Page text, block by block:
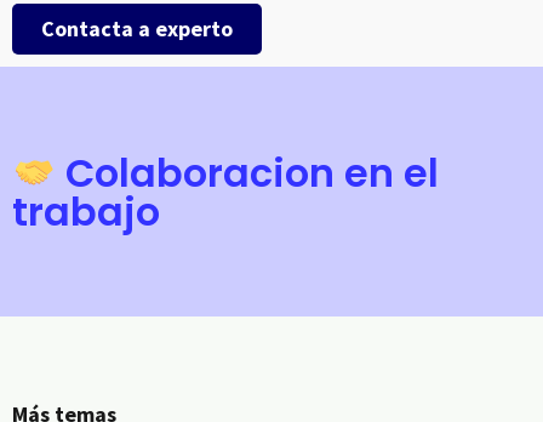
Contacta a experto
Colaboracion en el
trabajo
Más temas